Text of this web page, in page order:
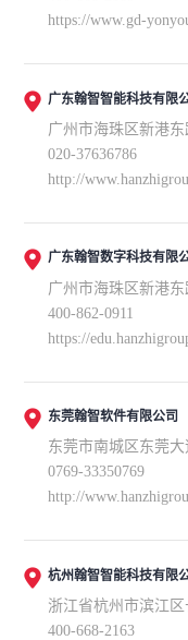
https://www.gd-
广东翰智智能科技有限
广州市海珠区新港
020-37636786
http://
广东翰智数字科技有限
广州市海珠区新港
400-862-0911
https://
东莞翰智软件有限公司
东莞市南城区东莞
0769-33350769
http://
杭州翰智智能科技有限
浙江省杭州市滨江区
400-668-2163